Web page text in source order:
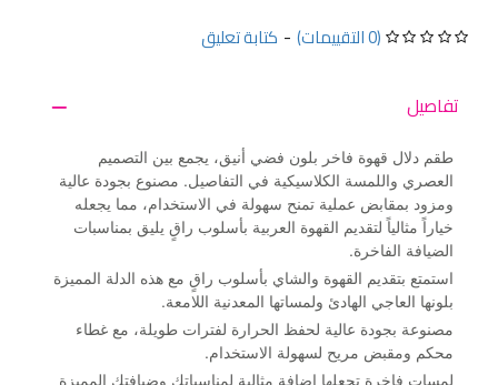
(0 التقييمات) - كتابة تعليق
تفاصيل
طقم دلال قهوة فاخر بلون فضي أنيق، يجمع بين التصميم
العصري واللمسة الكلاسيكية في التفاصيل. مصنوع بجودة عالية
ومزود بمقابض عملية تمنح سهولة في الاستخدام، مما يجعله
خياراً مثالياً لتقديم القهوة العربية بأسلوب راقٍ يليق بمناسبات
الضيافة الفاخرة.
استمتع بتقديم القهوة والشاي بأسلوب راقٍ مع هذه الدلة المميزة
بلونها العاجي الهادئ ولمساتها المعدنية اللامعة.
مصنوعة بجودة عالية لحفظ الحرارة لفترات طويلة، مع غطاء
محكم ومقبض مريح لسهولة الاستخدام.
لمسات فاخرة تجعلها إضافة مثالية لمناسباتك وضيافتك المميزة